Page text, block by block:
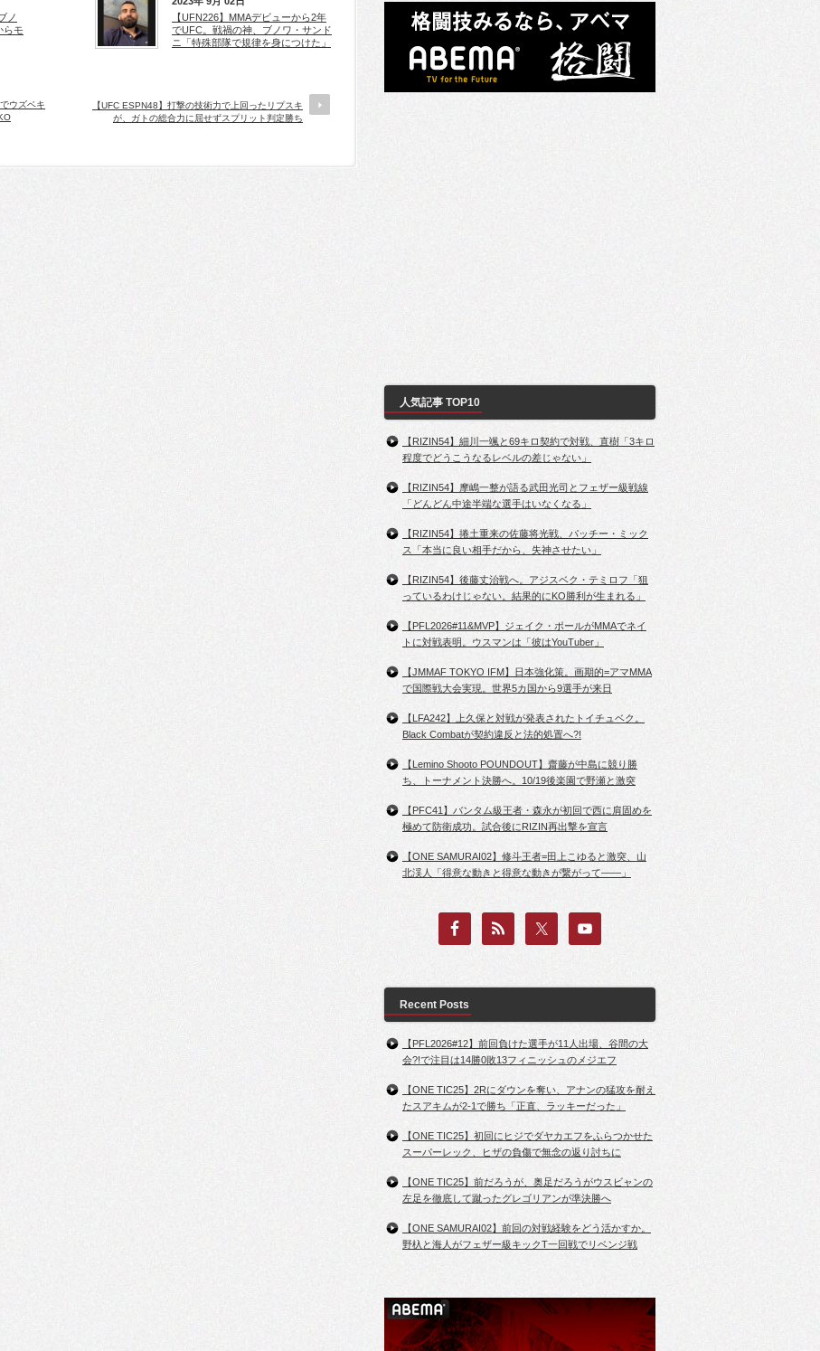
ノ
らモ
【UFN226】MMAデビューから2年
でUFC。戦禍の神、ブノワ・サンド
ニ「特殊部隊で規律を身につけた」
ウズベキ
【UFC ESPN48】打撃の技術力で上回ったリプスキ
が、ガトの総合力に屈せずスプリット判定勝ち
人気記事 TOP10
【RIZIN54】細川一颯と69キロ契約で対戦、直樹「3キロ
程度でどうこうなるレベルの差じゃない」
【RIZIN54】摩嶋一整が語る武田光司とフェザー級戦線
「どんどん中途半端な選手はいなくなる」
【RIZIN54】捲土重来の佐藤将光戦、パッチー・ミック
ス「本当に良い相手だから、失神させたい」
【RIZIN54】後藤丈治戦へ。アジスベク・テミロフ「狙
っているわけじゃない。結果的にKO勝利が生まれる」
【PFL2026#11&MVP】ジェイク・ポールがMMAでネイ
トに対戦表明。ウスマンは「彼はYouTuber」
【JMMAF TOKYO IFM】日本強化策。画期的=アマMMA
で国際戦大会実現。世界5カ国から9選手が来日
【LFA242】上久保と対戦が発表されたトイチュベク。
Black Combatが契約違反と法的処置へ?!
【Lemino Shooto POUNDOUT】齋藤が中島に競り勝
ち、トーナメント決勝へ。10/19後楽園で野瀬と激突
【PFC41】バンタム級王者・森永が初回で西に肩固めを
極めて防衛成功。試合後にRIZIN再出撃を宣言
【ONE SAMURAI02】修斗王者=田上こゆると激突、山
北渓人「得意な動きと得意な動きが繋がって――」
Recent Posts
【PFL2026#12】前回負けた選手が11人出場、谷間の大
会?!で注目は14勝0敗13フィニッシュのメジエフ
【ONE TIC25】2Rにダウンを奪い、アナンの猛攻を耐え
たスアキムが2-1で勝ち「正直、ラッキーだった」
【ONE TIC25】初回にヒジでダヤカエフをふらつかせた
スーパーレック、ヒザの負傷で無念の返り討ちに
【ONE TIC25】前だろうが、奥足だろうがウスビャンの
左足を徹底して蹴ったグレゴリアンが準決勝へ
【ONE SAMURAI02】前回の対戦経験をどう活かすか。
野杁と海人がフェザー級キックT一回戦でリベンジ戦